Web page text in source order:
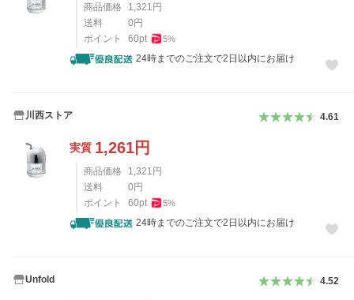
商品価格 1,321 円
送料
0 円
ポイント
60pt 5%
24時までのご注文で2日以内にお届け
川西ストア 4.61
実質 1,261円
商品価格 1,321 円
送料
0 円
ポイント
60pt 5%
24時までのご注文で2日以内にお届け
Unfold 4.52